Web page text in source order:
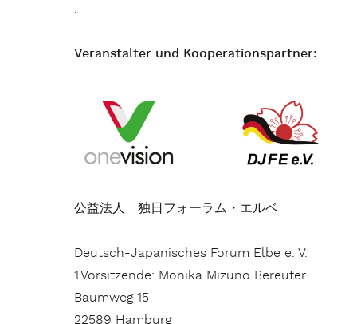
.
Veranstalter und Kooperationspartner:
公益法人 独日フォーラム・エルベ
Deutsch-Japanisches Forum Elbe e. V.
1.Vorsitzende: Monika Mizuno Bereuter
Baumweg 15
22589 Hamburg